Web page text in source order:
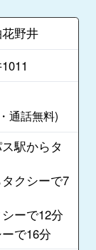
野井
通話無料)
駅からタ
クシーで7
ーで12分
で16分